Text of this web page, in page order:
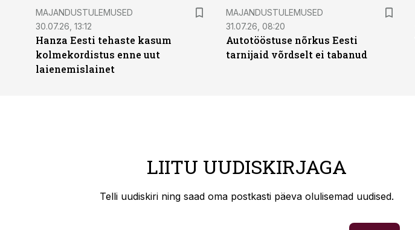
MAJANDUSTULEMUSED
30.07.26, 13:12
Hanza Eesti tehaste kasum
kolmekordistus enne uut
laienemislainet
MAJANDUSTULEMUSED
31.07.26, 08:20
Autotööstuse nõrkus Eesti
tarnijaid võrdselt ei tabanud
LIITU UUDISKIRJAGA
Telli uudiskiri ning saad oma postkasti päeva olulisemad uudised.